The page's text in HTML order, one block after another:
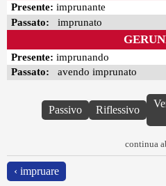
Presente: imprunante
Passato: imprunato
Presente: imprunando
Passato: avendo imprunato
Passivo Riflessivo
continua
‹ impruare